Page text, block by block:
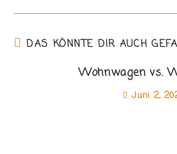
DAS KÖNNTE DIR AUCH
Wohnwagen vs.
Juni 2,